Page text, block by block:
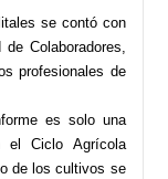
se contó con
Colaboradores,
profesionales de
es solo una
el Ciclo Agrícola
de los cultivos se